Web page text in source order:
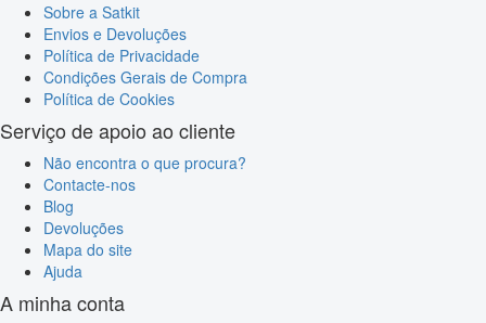
Sobre a Satkit
Envios e Devoluções
Política de Privacidade
Condições Gerais de Compra
Política de Cookies
Serviço de apoio ao cliente
Não encontra o que procura?
Contacte-nos
Blog
Devoluções
Mapa do site
Ajuda
A minha conta